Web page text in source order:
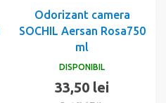
Odorizant camera
SOCHIL Aersan Rosa750
ml
DISPONIBIL
33,50 lei